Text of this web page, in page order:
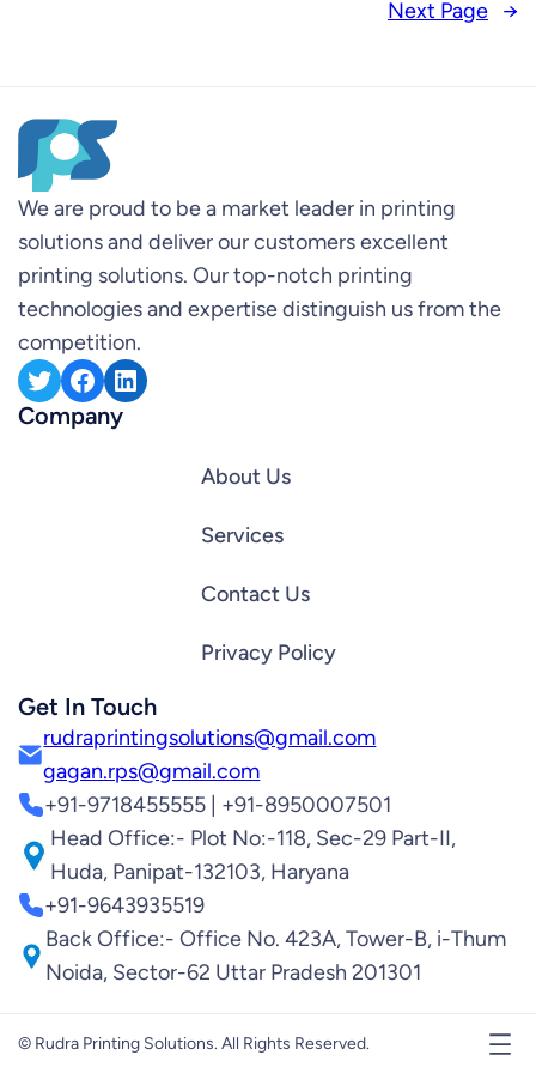
Next Page →
We are proud to be a market leader in printing
solutions and deliver our customers excellent
printing solutions. Our top-notch printing
technologies and expertise distinguish us from the
competition.
Twitter Facebook LinkedIn
Company
About Us
Services
Contact Us
Privacy Policy
Get In Touch
rudraprintingsolutions@gmail.com
gagan.rps@gmail.com
+91-9718455555 | +91-8950007501
Head Office:- Plot No:-118, Sec-29 Part-II,
Huda, Panipat-132103, Haryana
+91-9643935519
Back Office:- Office No. 423A, Tower-B, i-Thum
Noida, Sector-62 Uttar Pradesh 201301
© Rudra Printing Solutions. All Rights Reserved.